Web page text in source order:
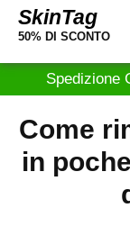
SkinTag
50% DI SCONTO
Spedizione
Come
in